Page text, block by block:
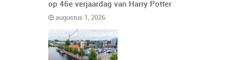
op 46e verjaardag van Harry Potter
augustus 1, 2026